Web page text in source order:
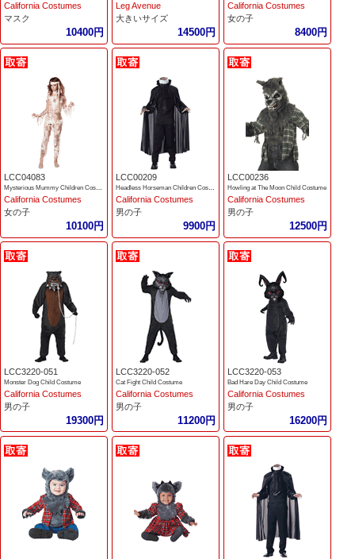
California Costumes
マスク
10400円
Leg Avenue
大きいサイズ
14500円
California Costumes
女の子
8400円
LCC04083
Mysterious Mummy Children Costume
California Costumes
女の子
10100円
LCC00209
Headless Horseman Children Costume
California Costumes
男の子
9900円
LCC00236
Howling at The Moon Child Costume
California Costumes
男の子
12500円
LCC3220-051
Monster Dog Child Costume
California Costumes
男の子
19300円
LCC3220-052
Cat Fight Child Costume
California Costumes
男の子
11200円
LCC3220-053
Bad Hare Day Child Costume
California Costumes
男の子
16200円